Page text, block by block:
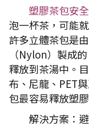
塑膠茶包安
泡一杯茶，可能
許多立體茶包是
（Nylon）製成
釋放到茶湯中。
布、尼龍、PET
包最容易釋放塑
解決方案：